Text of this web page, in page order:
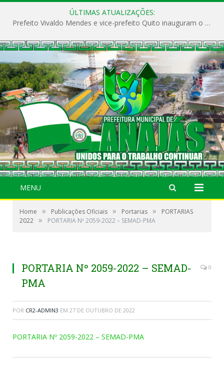
ÚLTIMAS ATUALIZAÇÕES:
Prefeito Vivaldo Mendes e vice-prefeito Quito inauguram o CAPS e fortalecem a saúde pública em Anajás.
MENU
Home » Publicações Oficiais » Portarias »
PORTARIAS
2022 » PORTARIA Nº 2059-2022 – SEMAD-PMA
PORTARIA Nº 2059-2022 – SEMAD-
PMA
0
POR CR2-ADMIN3 EM 27 DE OUTUBRO DE 2022
PORTARIA Nº 2059-2022 – SEMAD-PMA